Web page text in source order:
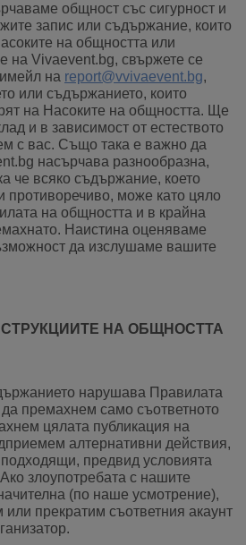
общност със сигурност и
запис или съдържание, които
на общността или
на Vivaevent.bg, свържете се
на report@vvivaevent.bg,
или съдържанието, които
на Насоките на общността. Ще
и в зависимост от естеството
с вас. Също така е важно да
насърчава разнообразна,
че всяко съдържание, което
противоречиво, може като цяло
на общността и в крайна
Наистина оценяваме
да изслушаме вашите
НА ОБЩНОСТТА
нарушава Правилата
премахнем само съответното
цялата публикация на
алтернативни действия,
подходящи, предвид условията
злоупотребата с нашите
(по наше усмотрение),
прекратим съответния акаунт